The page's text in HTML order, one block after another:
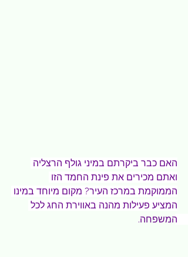
האם כבר ביקרתם במיני גולף הרצליה
ואתם מכירים את פינת החמד הזו
הממוקמת במרכז העיר? מקום מיוחד במינו
המציע פעילות מהנה באווירת החג לכל
המשפחה.